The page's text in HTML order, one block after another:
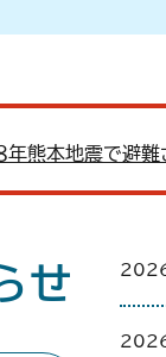
年熊本地震で避
せ